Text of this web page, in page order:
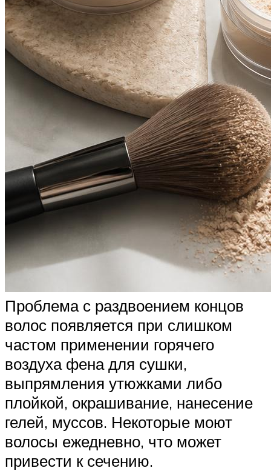
Проблема с раздвоением концов
волос появляется при слишком
частом применении горячего
воздуха фена для сушки,
выпрямления утюжками либо
плойкой, окрашивание, нанесение
гелей, муссов. Некоторые моют
волосы ежедневно, что может
привести к сечению.